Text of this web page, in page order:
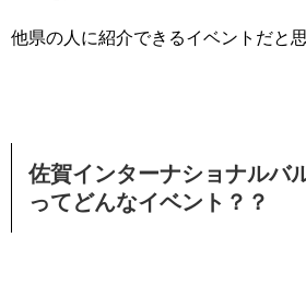
他県の人に紹介できるイベントだと思
佐賀インターナショナルバ
ってどんなイベント？？